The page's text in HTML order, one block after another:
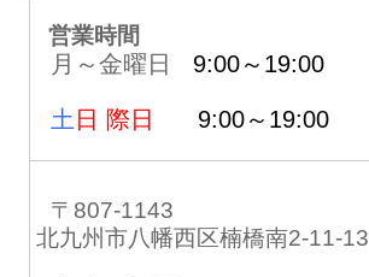
営業時間
月～金曜日 9:00～19:00
土 日 際日 9:00～19:00
〒807-1143
北九州市八幡西区楠橋南2-11-13